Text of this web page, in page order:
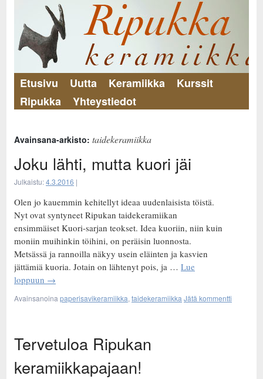
Etusivu Uutta Keramiikka
Kurssit
Ripukka
Yhteystiedot
Avainsana-arkisto: taidekeramiikka
Joku lähti, mutta kuori jäi
Julkaistu:4.3.2016 |
Olen jo kauemmin kehitellyt ideaa uudenlaisista töistä.
Nyt ovat syntyneet Ripukan taidekeramiikan
ensimmäiset Kuori-sarjan teokset. Idea kuoriin, niin kuin
moniin muihinkin töihini, on peräisin luonnosta.
Metsässä ja rannoilla näkyy usein eläinten ja kasvien
jättämiä kuoria. Jotain on lähtenyt pois, ja … Lue
loppuun →
Avainsanoina paperisavikeramiikka, taidekeramiikka Jätä kommentti
Tervetuloa Ripukan
keramiikkapajaan!